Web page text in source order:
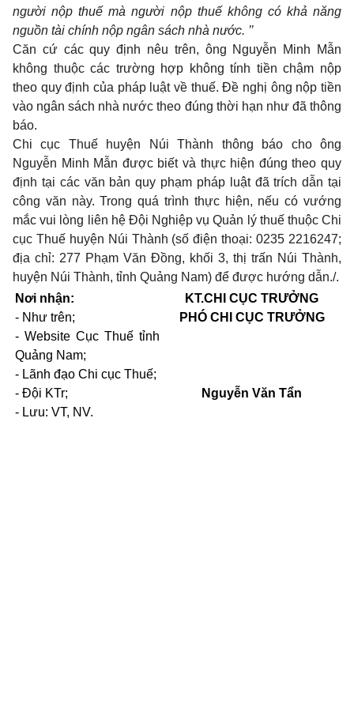
người nộp thuế mà người nộp thuế không có khả năng
nguồn tài chính nộp ngân sách nhà nước. ’’
Căn cứ các quy định nêu trên, ông Nguyễn Minh Mẫn
không thuộc các trường hợp không tính tiền chậm nộp
theo quy định của pháp luật về thuế. Đề nghị ông nộp tiền
vào ngân sách nhà nước theo đúng thời hạn như đã thông
báo.
Chi cục Thuế huyện Núi Thành thông báo cho ông
Nguyễn Minh Mẫn được biết và thực hiện đúng theo quy
định tại các văn bản quy phạm pháp luật đã trích dẫn tại
công văn này. Trong quá trình thực hiện, nếu có vướng
mắc vui lòng liên hệ Đội Nghiệp vụ Quản lý thuế thuộc Chi
cục Thuế huyện Núi Thành (số điện thoại: 0235 2216247;
địa chỉ: 277 Phạm Văn Đồng, khối 3, thị trấn Núi Thành,
huyện Núi Thành, tỉnh Quảng Nam) để được hướng dẫn./.
Nơi nhận:
- Như trên;
- Website Cục Thuế tỉnh
Quảng Nam;
- Lãnh đạo Chi cục Thuế;
- Đội KTr;
- Lưu: VT, NV.
KT.CHI CỤC TRƯỞNG
PHÓ CHI CỤC TRƯỞNG
Nguyễn Văn Tẩn